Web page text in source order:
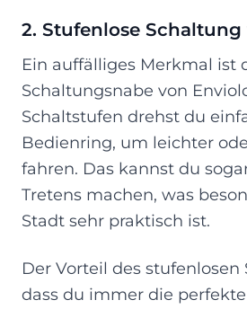
2. Stufenlose
Ein auffälliges Merkmal ist
Schaltungsnabe von
Schaltstufen drehst du
Bedienring, um leichter
fahren. Das kannst du
Tretens machen, was
Stadt sehr praktisch ist.
Der Vorteil des stufenlosen
dass du immer die